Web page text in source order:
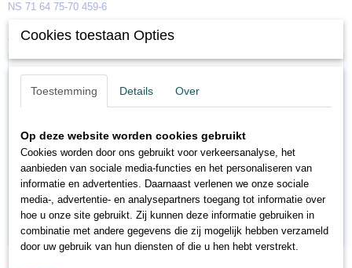
NS 71 64 75-70 459-6
Ook interessant
Cookies toestaan Opties
Toestemming Details Over
Op deze website worden cookies gebruikt
Cookies worden door ons gebruikt voor verkeersanalyse, het
aanbieden van sociale media-functies en het personaliseren van
informatie en advertenties. Daarnaast verlenen we onze sociale
media-, advertentie- en analysepartners toegang tot informatie over
hoe u onze site gebruikt. Zij kunnen deze informatie gebruiken in
combinatie met andere gegevens die zij mogelijk hebben verzameld
door uw gebruik van hun diensten of die u hen hebt verstrekt.